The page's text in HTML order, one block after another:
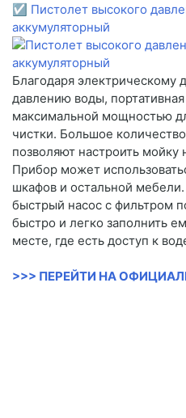
☑ Пистолет высокого
аккумуляторный
Благодаря электрическому
давлению воды,
максимальной мощностью
чистки. Большое
позволяют настроить мойку
Прибор может
шкафов и остальной
быстрый насос с фильтром
быстро и легко заполнить
месте, где есть доступ к
>>> ПЕРЕЙТИ НА